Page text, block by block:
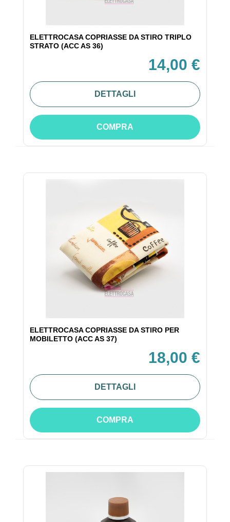
ELETTROCASA COPRIASSE DA STIRO TRIPLO
STRATO (ACC AS 36)
14,00 €
DETTAGLI
COMPRA
ELETTROCASA COPRIASSE DA STIRO PER
MOBILETTO (ACC AS 37)
18,00 €
DETTAGLI
COMPRA